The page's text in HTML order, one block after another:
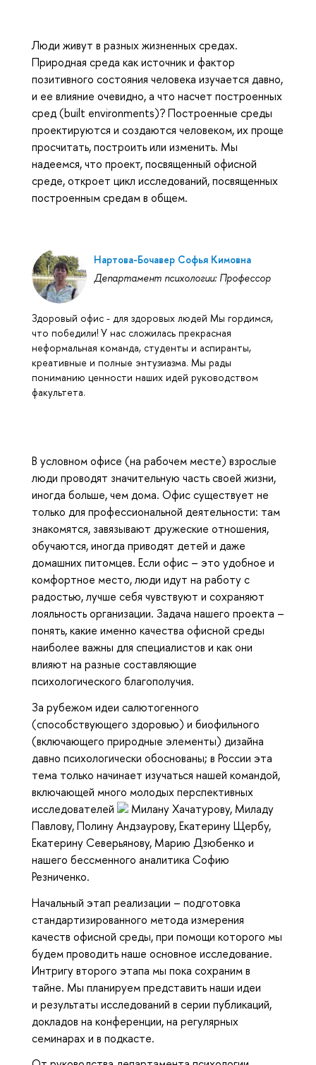
Люди живут в разных жизненных средах.
Природная среда как источник и фактор
позитивного состояния человека изучается давно,
и ее влияние очевидно, а что насчет построенных
сред (built environments)? Построенные среды
проектируются и создаются человеком, их проще
просчитать, построить или изменить. Мы
надеемся, что проект, посвященный офисной
среде, откроет цикл исследований, посвященных
построенным средам в общем.
Нартова-Бочавер Софья Кимовна
Департамент психологии: Профессор
Здоровый офис - для здоровых людей Мы гордимся,
что победили! У нас сложилась прекрасная
неформальная команда, студенты и аспиранты,
креативные и полные энтузиазма. Мы рады
пониманию ценности наших идей руководством
факультета.
В условном офисе (на рабочем месте) взрослые
люди проводят значительную часть своей жизни,
иногда больше, чем дома. Офис существует не
только для профессиональной деятельности: там
знакомятся, завязывают дружеские отношения,
обучаются, иногда приводят детей и даже
домашних питомцев. Если офис – это удобное и
комфортное место, люди идут на работу с
радостью, лучше себя чувствуют и сохраняют
лояльность организации. Задача нашего проекта –
понять, какие именно качества офисной среды
наиболее важны для специалистов и как они
влияют на разные составляющие
психологического благополучия.
За рубежом идеи салютогенного
(способствующего здоровью) и биофильного
(включающего природные элементы) дизайна
давно психологически обоснованы; в России эта
тема только начинает изучаться нашей командой,
включающей много молодых перспективных
исследователей
Милану Хачатурову, Миладу
Павлову, Полину Андзаурову, Екатерину Щербу,
Екатерину Северьянову, Марию Дзюбенко и
нашего бессменного аналитика Софию
Резниченко.
Начальный этап реализации – подготовка
стандартизированного метода измерения
качеств офисной среды, при помощи которого мы
будем проводить наше основное исследование.
Интригу второго этапа мы пока сохраним в
тайне. Мы планируем представить наши идеи
и результаты исследований в серии публикаций,
докладов на конференции, на регулярных
семинарах и в подкасте.